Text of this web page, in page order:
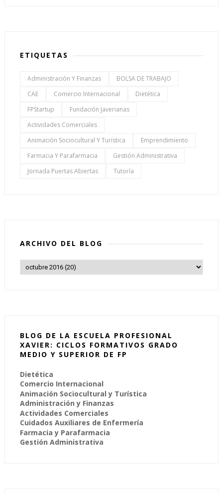
ETIQUETAS
Administración Y Finanzas
BOLSA DE TRABAJO
CAE
Comercio Internacional
Dietética
FPStartup
Fundación Javerianas
Actividades Comerciales
Animación Sociocultural Y Turística
Emprendimiento
Farmacia Y Parafarmacia
Gestión Administrativa
Jornada Puertas Abiertas
Tutoría
ARCHIVO DEL BLOG
BLOG DE LA ESCUELA PROFESIONAL
XAVIER: CICLOS FORMATIVOS GRADO
MEDIO Y SUPERIOR DE FP
Dietética
Comercio Internacional
Animación Sociocultural y Turística
Administración y Finanzas
Actividades Comerciales
Cuidados Auxiliares de Enfermería
Farmacia y Parafarmacia
Gestión Administrativa